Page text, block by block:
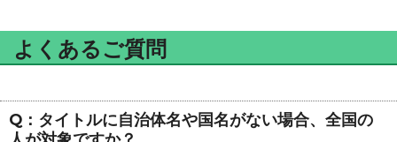
よくあるご質問
Q：タイトルに自治体名や国名がない場合、全国の